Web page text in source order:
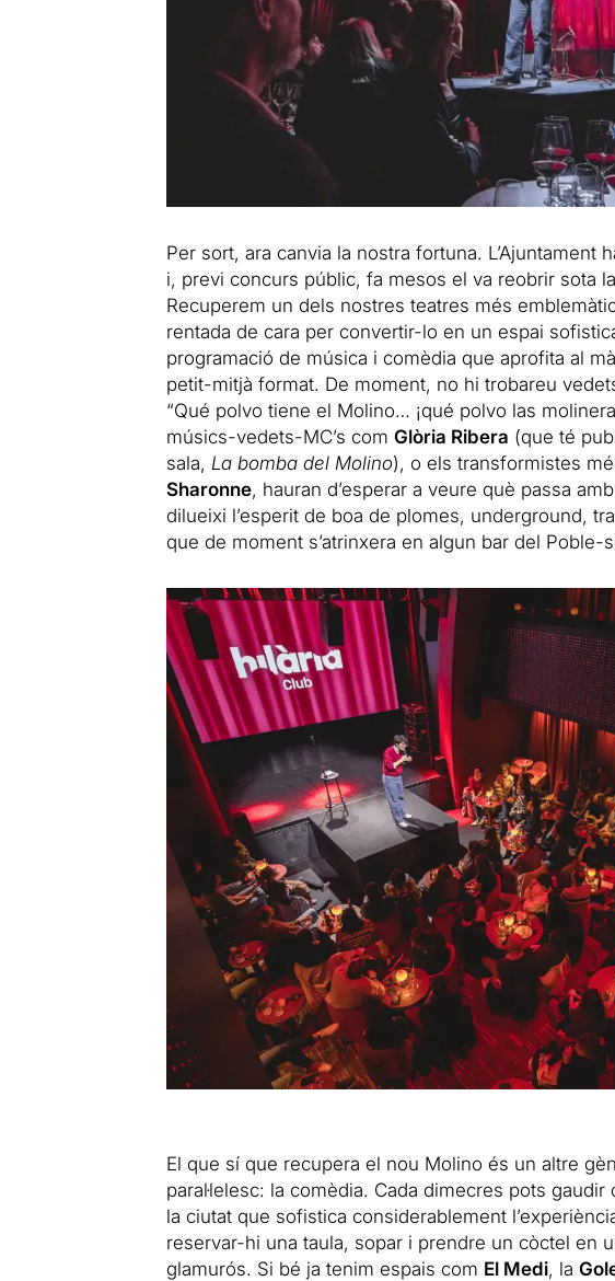
Per sort, ara canvia la nostra fortuna. L’Ajuntament
i, previ concurs públic, fa mesos el va reobrir sota
Recuperem un dels nostres teatres més
rentada de cara per convertir-lo en un espai
programació de música i comèdia que aprofita al
petit-mitjà format. De moment, no hi trobareu
“Qué polvo tiene el Molino… ¡qué polvo las
músics-vedets-MC’s com Glòria Ribera (que té
sala, La bomba del Molino), o els transformistes
Sharonne, hauran d’esperar a veure què passa
dilueixi l’esperit de boa de plomes, underground,
que de moment s’atrinxera en algun bar del Poble-
El que sí que recupera el nou Molino és un altre
paral·lelesc: la comèdia. Cada dimecres pots
la ciutat que sofistica considerablement
reservar-hi una taula, sopar i prendre un còctel en
glamurós. Si bé ja tenim espais com El Medi, la